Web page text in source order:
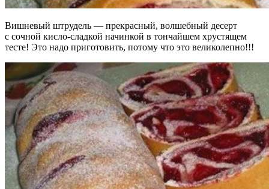
Вишневый штрудель — прекрасный, волшебный десерт
с сочной кисло-сладкой начинкой в тончайшем хрустящем
тесте! Это надо приготовить, потому что это великолепно!!!